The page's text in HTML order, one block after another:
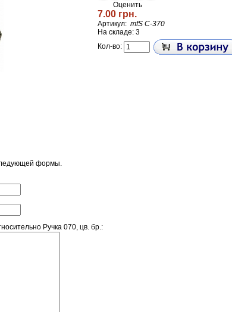
Оценить
7.00 грн.
Артикул: mfS С-370
На складе: 3
Кол-во:
формы.
Ручка 070, цв. бр.: